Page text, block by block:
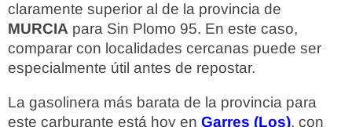
claramente superior al de la provincia de
MURCIA para Sin Plomo 95. En este caso,
comparar con localidades cercanas puede ser
especialmente útil antes de repostar.
La gasolinera más barata de la provincia para
este carburante está hoy en Garres (Los), con